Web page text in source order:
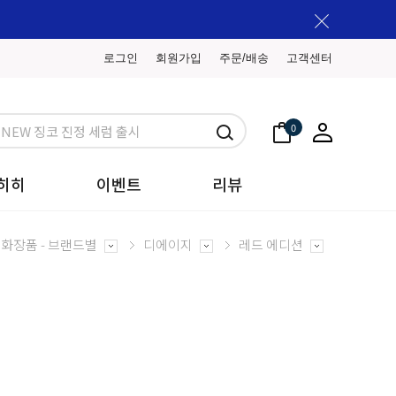
로그인 회원가입 주문/배송 고객센터
0
히 이벤트 리뷰
화장품 - 브랜드별 디에이지 레드 에디션